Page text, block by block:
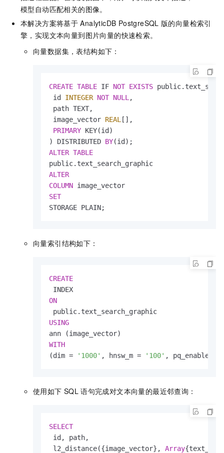
模型自动匹配相关的图像。
本解决⽅案将基于 AnalyticDB PostgreSQL 版的向量检索引
擎，实现⽂本向量到图⽚向量的快速检索。
向量数据集，表结构如下：
CREATE TABLE IF NOT EXISTS
id INTEGER NOT NULL ,
path TEXT,
image_vector REAL [],
PRIMARY KEY(id)
) DISTRIBUTED BY
ALTER TABLE
ALTER
COLUMN
SET
STORAGE PLAIN;
向量索引结构如下：
CREATE
ON
USING
WITH
(dim = '1000' , hnsw_m = '100' , pq_enable
使⽤如下 SQL 语句完成对⽂本向量的最近邻查询：
SELECT
id, path,
l2_distance({image_vector}, Array